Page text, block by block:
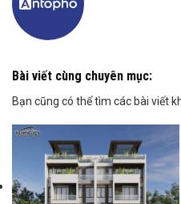
Bài viết cùng chuyên mục:
Bạn cũng có thể tìm các bài viết